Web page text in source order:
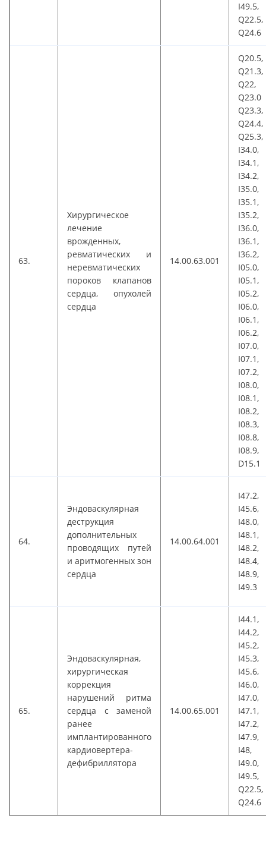
I49.5,
Q22.5,
Q24.6
63.
Хирургическое
лечение
врожденных,
ревматических и
неревматических
пороков клапанов
сердца, опухолей
сердца
14.00.63.001
Q20.5,
Q21.3,
Q22,
Q23.0
Q23.3,
Q24.4,
Q25.3,
I34.0,
I34.1,
I34.2,
I35.0,
I35.1,
I35.2,
I36.0,
I36.1,
I36.2,
I05.0,
I05.1,
I05.2,
I06.0,
I06.1,
I06.2,
I07.0,
I07.1,
I07.2,
I08.0,
I08.1,
I08.2,
I08.3,
I08.8,
I08.9,
D15.1
64.
Эндоваскулярная
деструкция
дополнительных
проводящих путей
и аритмогенных зон
сердца
14.00.64.001
I47.2,
I45.6,
I48.0,
I48.1,
I48.2,
I48.4,
I48.9,
I49.3
65.
Эндоваскулярная,
хирургическая
коррекция
нарушений ритма
сердца с заменой
ранее
имплантированного
кардиовертера-
дефибриллятора
14.00.65.001
I44.1,
I44.2,
I45.2,
I45.3,
I45.6,
I46.0,
I47.0,
I47.1,
I47.2,
I47.9,
I48,
I49.0,
I49.5,
Q22.5,
Q24.6